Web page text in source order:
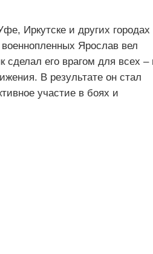
Иркутске и других городах
Ярослав вел
сделал его врагом для всех –
В результате он стал
участие в боях и